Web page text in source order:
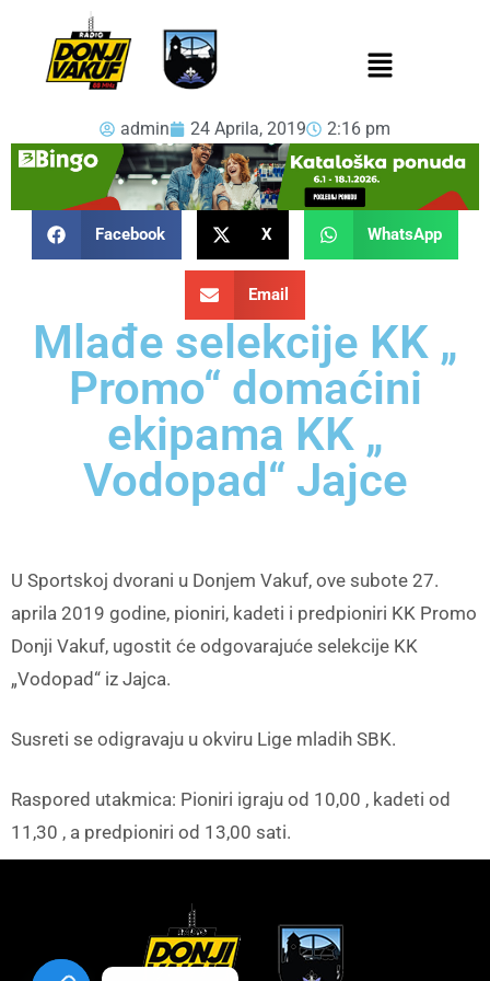
admin 24 Aprila, 2019 2:16 pm
Facebook X WhatsApp
Email
Mlađe selekcije KK „
Promo“ domaćini
ekipama KK „
Vodopad“ Jajce
U Sportskoj dvorani u Donjem Vakuf, ove subote 27.
aprila 2019 godine, pioniri, kadeti i predpioniri KK Promo
Donji Vakuf, ugostit će odgovarajuće selekcije KK
„Vodopad“ iz Jajca.
Susreti se odigravaju u okviru Lige mladih SBK.
Raspored utakmica: Pioniri igraju od 10,00 , kadeti od
11,30 , a predpioniri od 13,00 sati.